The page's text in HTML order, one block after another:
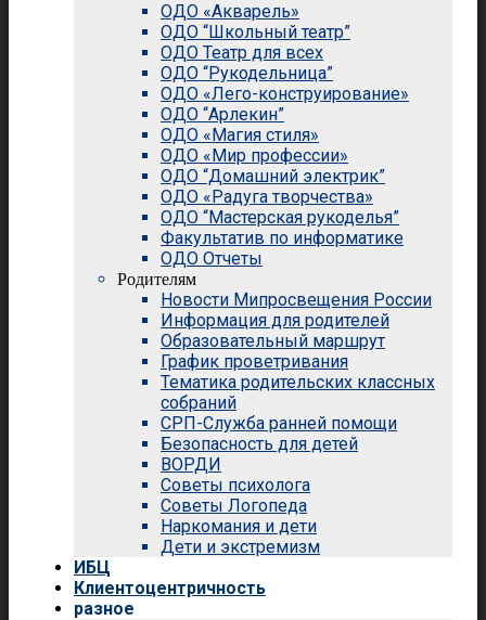
ОДО «Акварель»
ОДО “Школьный театр”
ОДО Театр для всех
ОДО “Рукодельница”
ОДО «Лего-конструирование»
ОДО “Арлекин”
ОДО «Магия стиля»
ОДО «Мир профессии»
ОДО “Домашний электрик”
ОДО «Радуга творчества»
ОДО “Мастерская рукоделья”
Факультатив по информатике
ОДО Отчеты
Родителям
Новости Мипросвещения России
Информация для родителей
Образовательный маршрут
График проветривания
Тематика родительских классных
собраний
СРП-Служба ранней помощи
Безопасность для детей
ВОРДИ
Советы психолога
Советы Логопеда
Наркомания и дети
Дети и экстремизм
ИБЦ
Клиентоцентричность
разное